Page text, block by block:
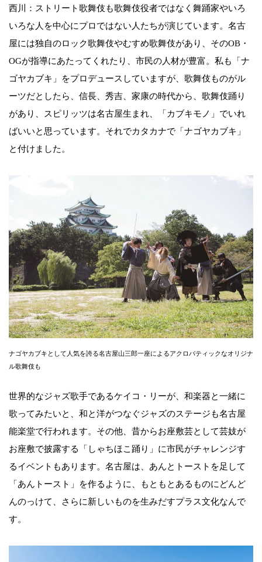
西川：ストリート歌舞伎も歌舞伎役者ではなく舞踊家やいろ
いろな人を中心にプロではない人たちが演じています。名古
屋には独自のロック歌舞伎やむすめ歌舞伎があり、そのOB・
OGが指導にあたってくれたり、市民の人材が豊富。私も「ナ
ゴヤカブキ」をプロデュースしていますが、歌舞伎ものがル
ーツだとしたら、信長、秀吉、家康の時代から、歌舞伎踊り
があり、スピリッツは名古屋生まれ、「カブキモノ」でいれ
ばいいと思っています。それでカタカナで「ナゴヤカブキ」
と付けました。
ナゴヤカブキとして人気を誇る名古屋山三郎一座によるアクロバティックなオリジナ
ル歌舞伎も
世界的なジャズ歌手であるケイコ・リーが、和楽器と一緒に
歌ってみたいと、和と洋がつなぐジャズのステージも名古屋
能楽堂で行われます。その他、昔からお座敷芸として芸妓が
お座敷で披露する「しゃちほこ踊り」に市民がチャレンジす
るイベントもあります。名古屋は、あんとトーストを足して
「あんトースト」を作るように、もともとあるものにどんど
んのっけて、さらに新しいものを生みだすプラス文化なんで
す。